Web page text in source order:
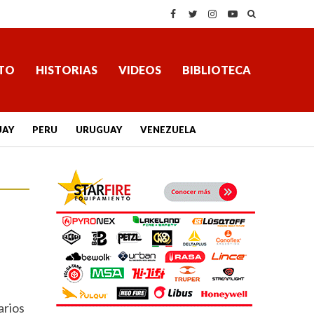
HISTORIAS VIDEOS BIBLIOTECA
PERU URUGUAY VENEZUELA